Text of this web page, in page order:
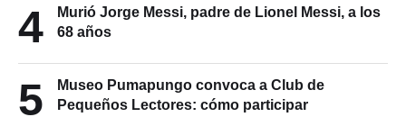
4
Murió Jorge Messi, padre de Lionel Messi, a los
68 años
5
Museo Pumapungo convoca a Club de
Pequeños Lectores: cómo participar